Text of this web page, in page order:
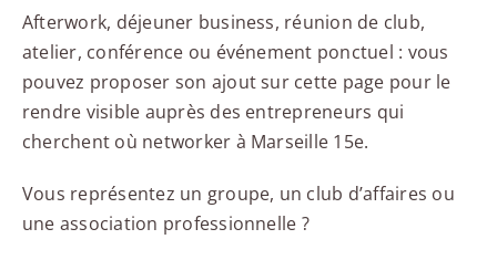
Afterwork, déjeuner business, réunion de club,
atelier, conférence ou événement ponctuel : vous
pouvez proposer son ajout sur cette page pour le
rendre visible auprès des entrepreneurs qui
cherchent où networker à Marseille 15e.
Vous représentez un groupe, un club d’affaires ou
une association professionnelle ?